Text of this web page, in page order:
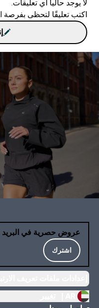
لا يوجد حاليا أي تعليقات.
اكتب تعليقًا لتحظى بفرصة
عروض حصرية في البريد
اشترك